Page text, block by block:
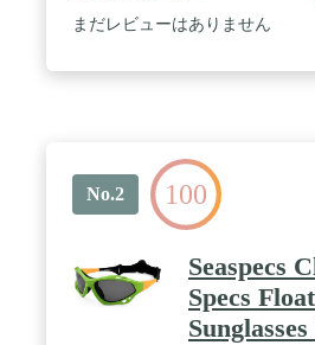
まだレビューはありません
No.2 100
Seaspecs
Specs